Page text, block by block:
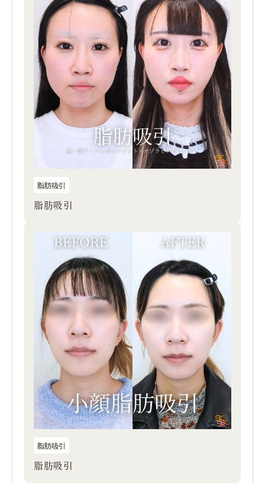
脂肪吸引
脂肪吸引
脂肪吸引
脂肪吸引